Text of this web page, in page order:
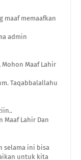
maaf memaafkan
admin
Mohon Maaf Lahir
Taqabbalallahu
Maaf Lahir Dan
selama ini bisa
untuk kita